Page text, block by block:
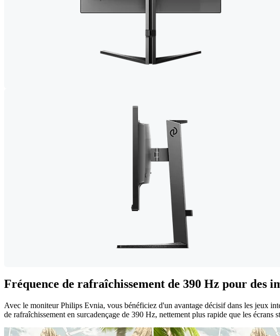
Fréquence de rafraîchissement de 390 Hz pour des
Avec le moniteur Philips Evnia, vous bénéficiez d'un avantage décisif dans les jeux
de rafraîchissement en surcadençage de 390 Hz, nettement plus rapide que les écrans